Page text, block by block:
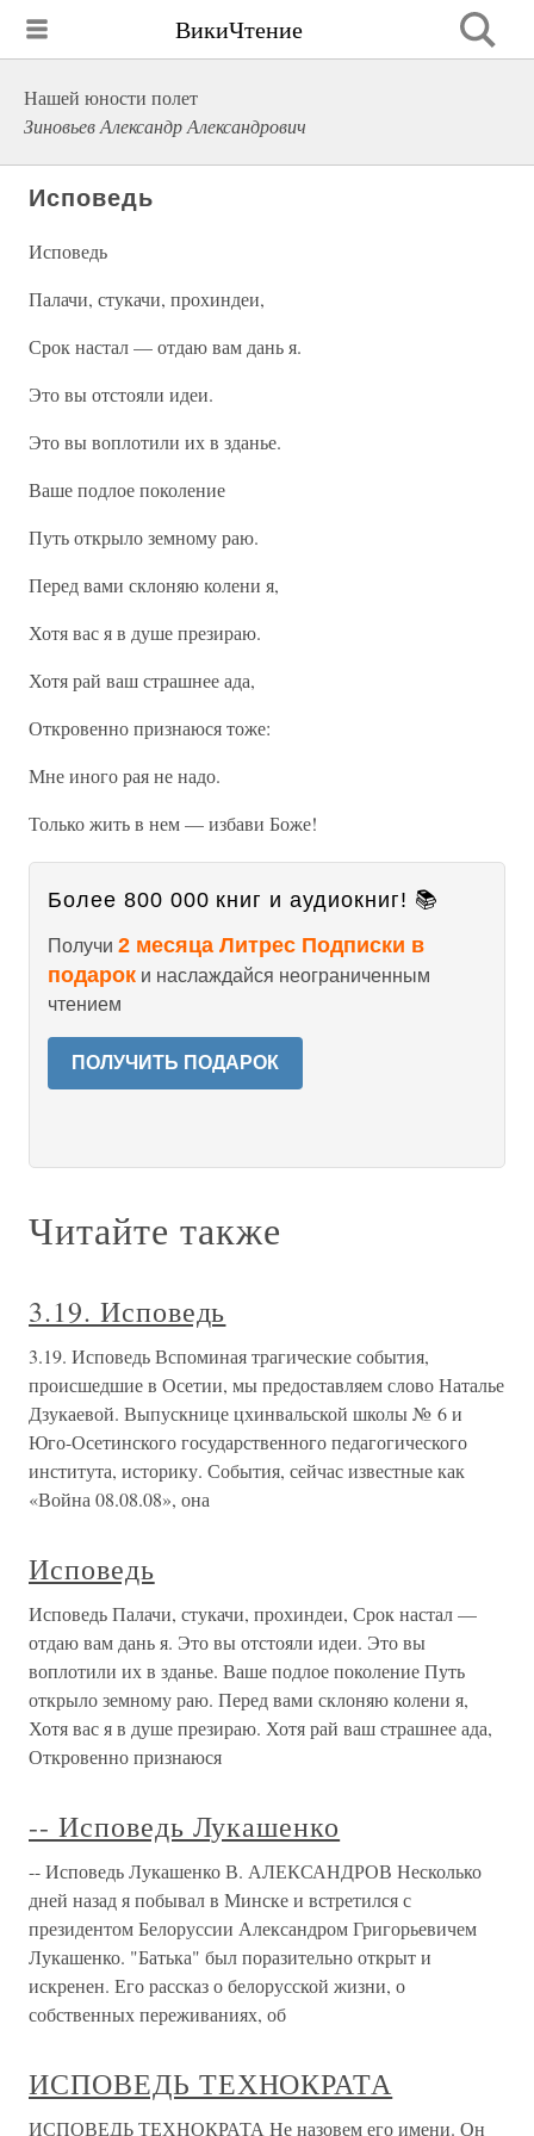
ВикиЧтение
Нашей юности полет
Зиновьев Александр Александрович
Исповедь
Исповедь
Палачи, стукачи, прохиндеи,
Срок настал — отдаю вам дань я.
Это вы отстояли идеи.
Это вы воплотили их в зданье.
Ваше подлое поколение
Путь открыло земному раю.
Перед вами склоняю колени я,
Хотя вас я в душе презираю.
Хотя рай ваш страшнее ада,
Откровенно признаюся тоже:
Мне иного рая не надо.
Только жить в нем — избави Боже!
Более 800 000 книг и аудиокниг! 📚
Получи 2 месяца Литрес Подписки в
подарок и наслаждайся неограниченным
чтением
ПОЛУЧИТЬ ПОДАРОК
Читайте также
3.19. Исповедь
3.19. Исповедь Вспоминая трагические события,
происшедшие в Осетии, мы предоставляем слово Наталье
Дзукаевой. Выпускнице цхинвальской школы № 6 и
Юго-Осетинского государственного педагогического
института, историку. События, сейчас известные как
«Война 08.08.08», она
Исповедь
Исповедь Палачи, стукачи, прохиндеи, Срок настал —
отдаю вам дань я. Это вы отстояли идеи. Это вы
воплотили их в зданье. Ваше подлое поколение Путь
открыло земному раю. Перед вами склоняю колени я,
Хотя вас я в душе презираю. Хотя рай ваш страшнее ада,
Откровенно признаюся
-- Исповедь Лукашенко
-- Исповедь Лукашенко В. АЛЕКСАНДРОВ Несколько
дней назад я побывал в Минске и встретился с
президентом Белоруссии Александром Григорьевичем
Лукашенко. "Батька" был поразительно открыт и
искренен. Его рассказ о белорусской жизни, о
собственных переживаниях, об
ИСПОВЕДЬ ТЕХНОКРАТА
ИСПОВЕДЬ ТЕХНОКРАТА Не назовем его имени. Он